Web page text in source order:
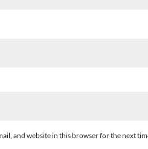
and website in this browser for the next